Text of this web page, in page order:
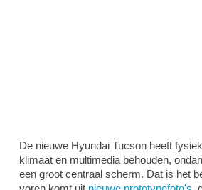
De nieuwe Hyundai Tucson heeft
klimaat en multimedia behouden,
een groot centraal scherm. Dat is het